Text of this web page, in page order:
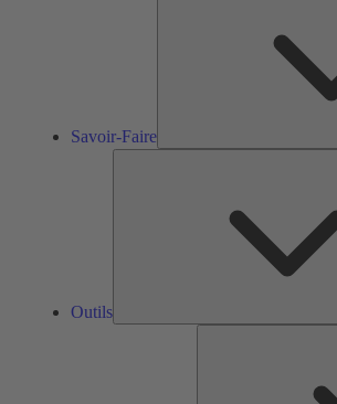
Savoir-Faire
Outils